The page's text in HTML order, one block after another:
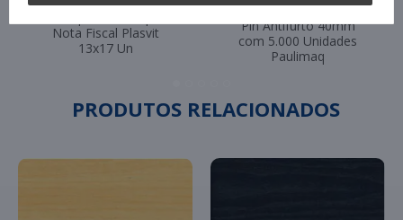
Nota Fiscal Plasvit
13x17 Un
Pino Plástico Tag Fix
Pin Antifurto 40mm
com 5.000 Unidades
Paulimaq
PRODUTOS RELACIONADOS